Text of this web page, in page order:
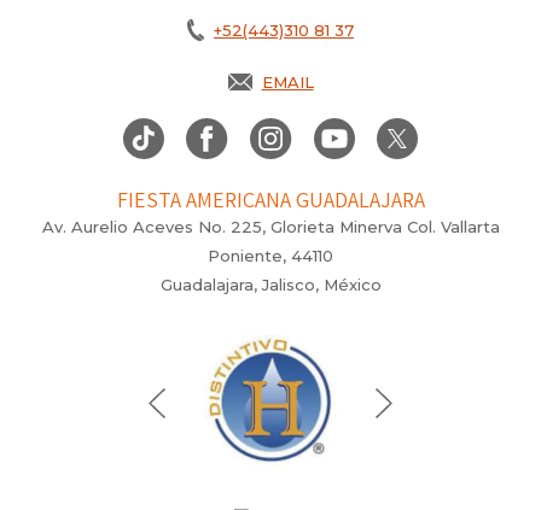
+52(443)310 81 37
EMAIL
FIESTA AMERICANA GUADALAJARA
Av. Aurelio Aceves No. 225, Glorieta Minerva Col. Vallarta
Poniente, 44110
Guadalajara, Jalisco, México